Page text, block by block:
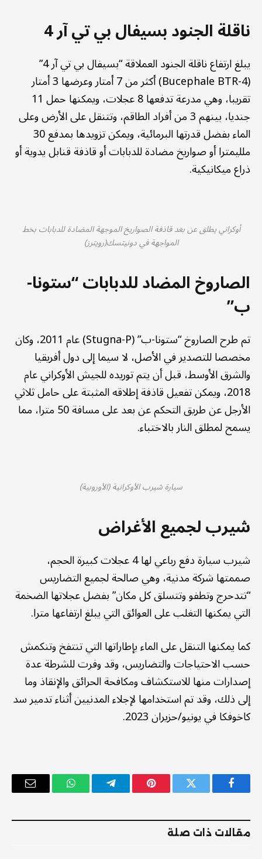
ناقلة الجنود بسيفال بي تي آر 4
يبلغ ارتفاع ناقلة الجنود العملاقة “بسيفال بي تي آر 4”
(Bucephale BTR-4) أكثر من 7 أمتار وعرضها 3 أمتار
تقريبا، وهي مدرعة تدفعها 8 عجلات، ويمكنها حمل 11
جنديا، بينهم 3 من أفراد الطاقم، وتتنقل على الأرض وعلى
الماء بفضل قدرتها البرمائية، ويمكن تزويدها بمدفع 30
ملليمترا أو صواريخ مضادة للدبابات أو قاذفة قنابل يدوية أو
ذراع ميكانيكية.
أوكراني يطلق عن بعد قاذفة الصواريخ الموجهة المضادة للدبابات بخط
المواجهة في دونيتسك(رويترز)
الصاروخ المضاد للدبابات “ستونا-
ب”
تم طرح الصاروخ “ستونا-ب” (Stugna-P) عام 2011، وكان
مخصصا للتصدير في الأصل، لا سيما إلى دول أفريقيا
والشرق الأوسط، قبل أن يتم توريده للجيش الأوكراني عام
2018، ويمكن تفعيل قاذفة إطلاقه المثبتة على حامل ثلاثي
الأرجل عن طريق التحكم عن بعد على مسافة 50 مترا، مما
يسمح لمطلق النار بالاختباء.
سيارة شيرب الأوكرانية (الأوروبية)
شيرب لجميع الأغراض
شيرب سيارة دفع رباعي لها 4 عجلات كبيرة الحجم،
صممتها شركة مدنية، وهي صالحة لجميع التضاريس
“تتدحرج وتطفو وتتسلق كل مكان” بفضل عجلاتها الضخمة
التي يمكنها التغلب على العوائق التي يبلغ ارتفاعها مترا.
كما يمكنها التنقل على الماء بإطاراتها التي تنتفخ وتنكمش
حسب الاحتياجات والتضاريس، وقد وفرت للشرطة عدة
إصدارات منها للاستكشاف ومكافحة الحرائق والإنقاذ وما
إلى ذلك، وقد تم استخدامها لإجلاء المدنيين أثناء تدمير سد
كاخوفكا في يونيو/حزيران 2023.
فيسبوك تويتر بينتيريستتيلقرام واتساب
البريد
مقالات ذات صلة